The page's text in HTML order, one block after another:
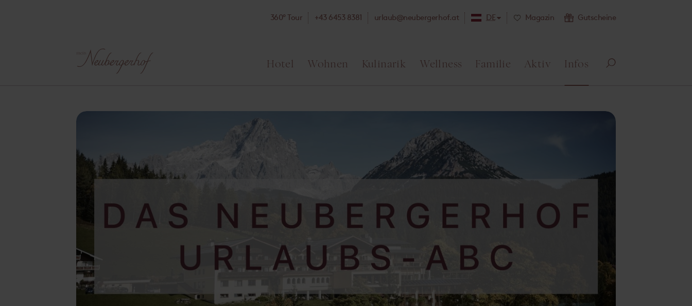
360° Tour +43 6453 8381 ta.fohregrebuen@bualru DE Magazin Gutscheine
Hotel Wohnen Kulinarik Wellness Familie Aktiv Infos